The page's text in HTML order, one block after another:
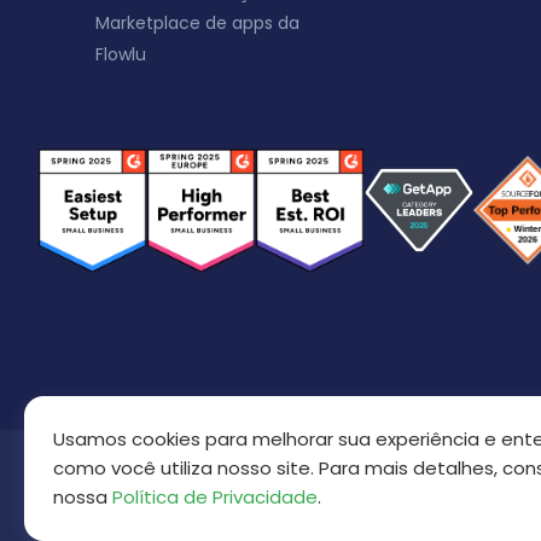
Marketplace de apps da
Flowlu
Direito autoral © 2016 - 2026
Usamos cookies para melhorar sua experiência e
como você utiliza nosso site. Para mais detalhes,
nossa Política de Privacidade.